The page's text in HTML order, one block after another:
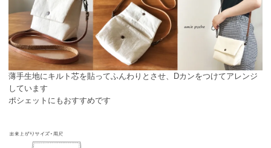
薄手生地にキルト芯を貼ってふんわりとさせ、Dカンをつけてアレンジ
しています
ポシェットにもおすすめです